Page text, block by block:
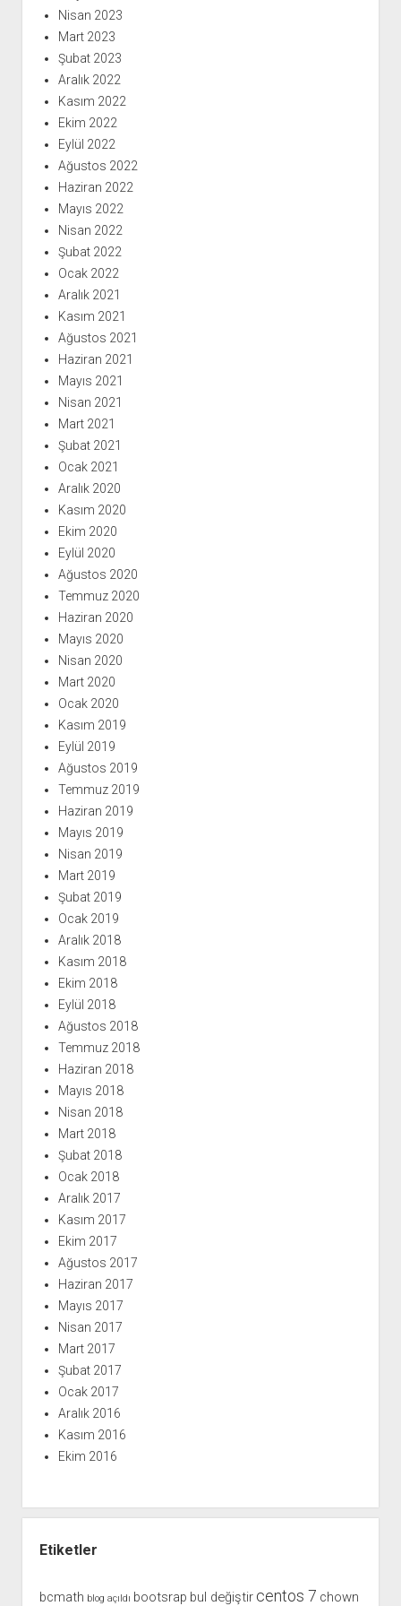
Nisan 2023
Mart 2023
Şubat 2023
Aralık 2022
Kasım 2022
Ekim 2022
Eylül 2022
Ağustos 2022
Haziran 2022
Mayıs 2022
Nisan 2022
Şubat 2022
Ocak 2022
Aralık 2021
Kasım 2021
Ağustos 2021
Haziran 2021
Mayıs 2021
Nisan 2021
Mart 2021
Şubat 2021
Ocak 2021
Aralık 2020
Kasım 2020
Ekim 2020
Eylül 2020
Ağustos 2020
Temmuz 2020
Haziran 2020
Mayıs 2020
Nisan 2020
Mart 2020
Ocak 2020
Kasım 2019
Eylül 2019
Ağustos 2019
Temmuz 2019
Haziran 2019
Mayıs 2019
Nisan 2019
Mart 2019
Şubat 2019
Ocak 2019
Aralık 2018
Kasım 2018
Ekim 2018
Eylül 2018
Ağustos 2018
Temmuz 2018
Haziran 2018
Mayıs 2018
Nisan 2018
Mart 2018
Şubat 2018
Ocak 2018
Aralık 2017
Kasım 2017
Ekim 2017
Ağustos 2017
Haziran 2017
Mayıs 2017
Nisan 2017
Mart 2017
Şubat 2017
Ocak 2017
Aralık 2016
Kasım 2016
Ekim 2016
Etiketler
bcmath blog açıldı bootsrap bul değiştir centos 7 chown